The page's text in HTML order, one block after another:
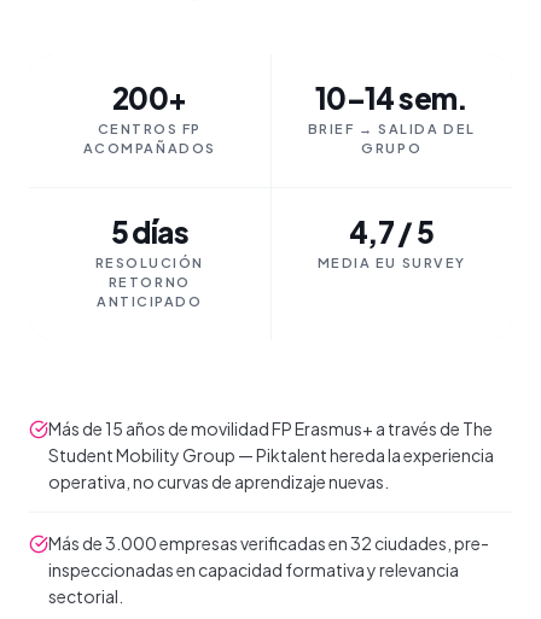
200+
CENTROS FP
ACOMPAÑADOS
10–14 sem.
BRIEF → SALIDA DEL
GRUPO
5 días
RESOLUCIÓN
RETORNO
ANTICIPADO
4,7 / 5
MEDIA EU SURVEY
Más de 15 años de movilidad FP Erasmus+ a través de The
Student Mobility Group — Piktalent hereda la experiencia
operativa, no curvas de aprendizaje nuevas.
Más de 3.000 empresas verificadas en 32 ciudades, pre-
inspeccionadas en capacidad formativa y relevancia
sectorial.